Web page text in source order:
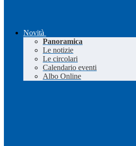
Novità
Panoramica
Le notizie
Le circolari
Calendario eventi
Albo Online